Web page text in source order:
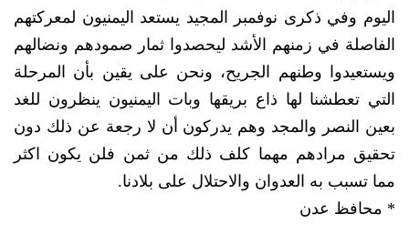
اليوم وفي ذكرى نوفمبر المجيد يستعد اليمنيون لمعركتهم
الفاصلة في زمنهم الأشد ليحصدوا ثمار صمودهم ونضالهم
ويستعيدوا وطنهم الجريح، ونحن على يقين بأن المرحلة
التي تعطشنا لها ذاع بريقها وبات اليمنيون ينظرون للغد
بعين النصر والمجد وهم يدركون أن لا رجعة عن ذلك دون
تحقيق مرادهم مهما كلف ذلك من ثمن فلن يكون اكثر
مما تسبب به العدوان والاحتلال على بلادنا.
* محافظ عدن